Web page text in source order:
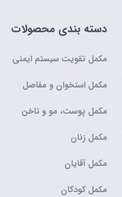
دسته بندی محصولات
مکمل تقویت سیستم ایمنی
مکمل استخوان و مفاصل
مکمل پوست، مو و ناخن
مکمل زنان
مکمل آقایان
مکمل کودکان